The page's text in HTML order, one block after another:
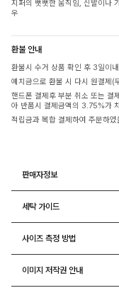
지퍼의 뻣뻣한 움직임, 신발이나
우
환불 안내
환불시 수거 상품 확인 후 3일이
예치금으로 환불 시 다시 원결제(
핸드폰 결제후 부분 취소 또는 결
아 반품시 결제금액의 3.75%가
적립금과 복합 결제하여 주문하
판매자정보
세탁 가이드
사이즈 측정 방법
이미지 저작권 안내